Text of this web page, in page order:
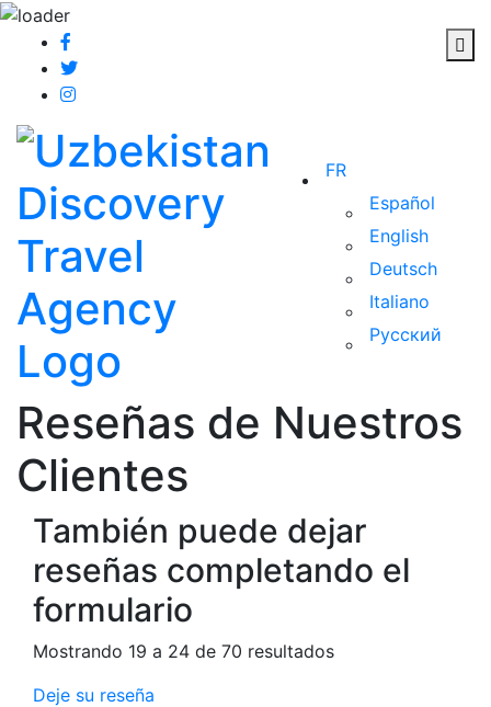
FR
Español
English
Deutsch
Italiano
Русский
Reseñas de Nuestros
Clientes
También puede dejar
reseñas completando el
formulario
Mostrando 19 a 24 de 70 resultados
Deje su reseña